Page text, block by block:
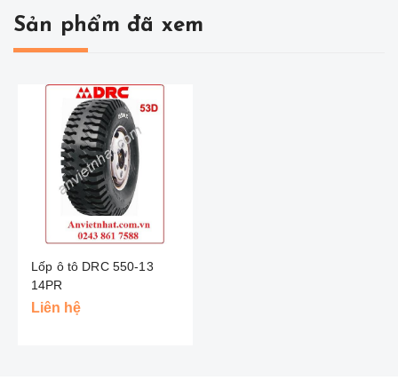
Sản phẩm đã xem
Lốp ô tô DRC 550-13
14PR
Liên hệ